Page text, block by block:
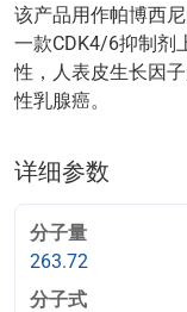
该产品用作帕博西
一款CDK4/6抑制剂
性，人表皮生长因
性乳腺癌。
详细参数
分子量
263.72
分子式